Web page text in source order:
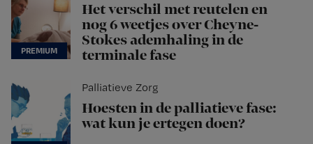
Het verschil met reutelen en
nog 6 weetjes over Cheyne-
Stokes ademhaling in de
terminale fase
Palliatieve Zorg
Hoesten in de palliatieve fase:
wat kun je ertegen doen?